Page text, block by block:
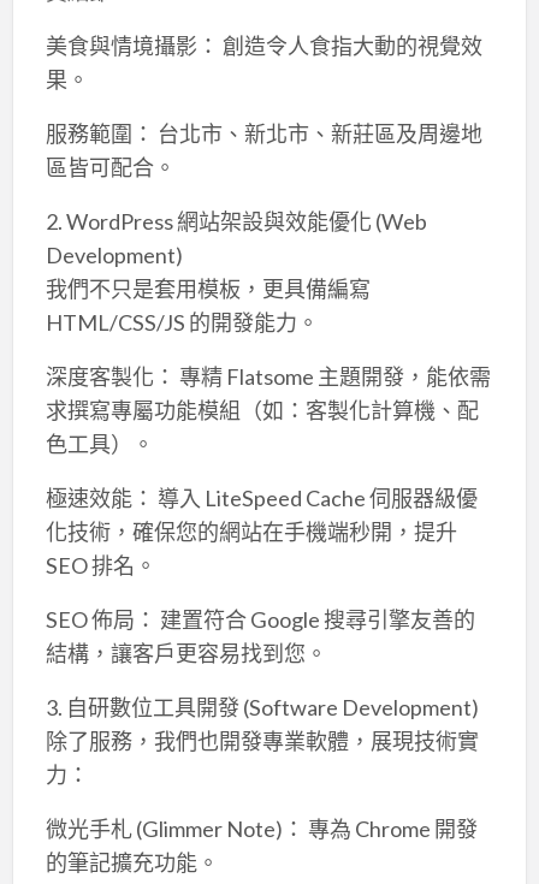
美食與情境攝影： 創造令人食指大動的視覺效
果。
服務範圍： 台北市、新北市、新莊區及周邊地
區皆可配合。
2. WordPress 網站架設與效能優化 (Web
Development)
我們不只是套用模板，更具備編寫
HTML/CSS/JS 的開發能力。
深度客製化： 專精 Flatsome 主題開發，能依需
求撰寫專屬功能模組（如：客製化計算機、配
色工具）。
極速效能： 導入 LiteSpeed Cache 伺服器級優
化技術，確保您的網站在手機端秒開，提升
SEO 排名。
SEO 佈局： 建置符合 Google 搜尋引擎友善的
結構，讓客戶更容易找到您。
3. 自研數位工具開發 (Software Development)
除了服務，我們也開發專業軟體，展現技術實
力：
微光手札 (Glimmer Note)： 專為 Chrome 開發
的筆記擴充功能。